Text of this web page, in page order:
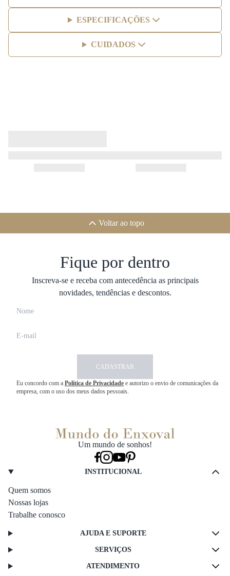
ESPECIFICAÇÕES
CUIDADOS
Voltar ao topo
Fique por dentro
Inscreva-se e receba com antecedência as principais
novidades, tendências e descontos.
CADASTRAR
Eu concordo com a Política de Privacidade e autorizo o envio de comunicações da
empresa, com o uso dos meus dados pessoais.
Um mundo de sonhos!
INSTITUCIONAL
Quem somos
Nossas lojas
Trabalhe conosco
AJUDA E SUPORTE
SERVIÇOS
ATENDIMENTO